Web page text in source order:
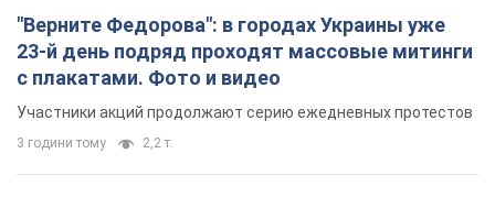
"Верните Федорова": в городах Украины уже
23-й день подряд проходят массовые митинги
с плакатами. Фото и видео
Участники акций продолжают серию ежедневных протестов
3 години тому 2,2 т.